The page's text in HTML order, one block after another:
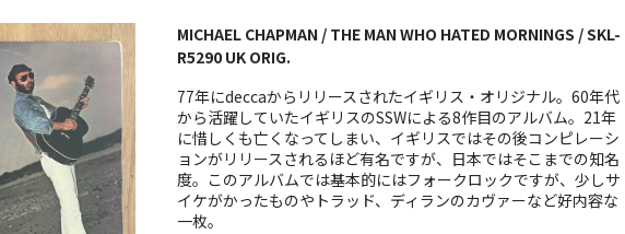
MICHAEL CHAPMAN / THE MAN WHO HATED MORNINGS / SKL-
R5290 UK ORIG.
77年にdeccaからリリースされたイギリス・オリジナル。60年代
から活躍していたイギリスのSSWによる8作目のアルバム。21年
に惜しくも亡くなってしまい、イギリスではその後コンピレーシ
ョンがリリースされるほど有名ですが、日本ではそこまでの知名
度。このアルバムでは基本的にはフォークロックですが、少しサ
イケがかったものやトラッド、ディランのカヴァーなど好内容な
一枚。